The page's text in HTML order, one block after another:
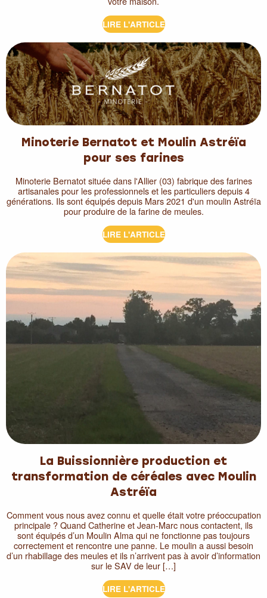
LIRE L'ARTICLE
Minoterie Bernatot et Moulin Astréïa
pour ses farines
Minoterie Bernatot située dans l'Allier (03) fabrique des farines
artisanales pour les professionnels et les particuliers depuis 4
générations. Ils sont équipés depuis Mars 2021 d'un moulin Astréïa
pour produire de la farine de meules.
LIRE L'ARTICLE
La Buissionnière production et
transformation de céréales avec Moulin
Astréïa
Comment vous nous avez connu et quelle était votre préoccupation
principale ? Quand Catherine et Jean-Marc nous contactent, ils
sont équipés d’un Moulin Alma qui ne fonctionne pas toujours
correctement et rencontre une panne. Le moulin a aussi besoin
d’un rhabillage des meules et ils n’arrivent pas à avoir d’information
sur le SAV de leur […]
LIRE L'ARTICLE